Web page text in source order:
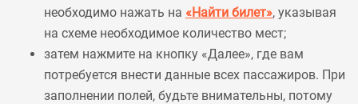
необходимо нажать на «Найти билет», указывая
на схеме необходимое количество мест;
затем нажмите на кнопку «Далее», где вам
потребуется внести данные всех пассажиров. При
заполнении полей, будьте внимательны, потому